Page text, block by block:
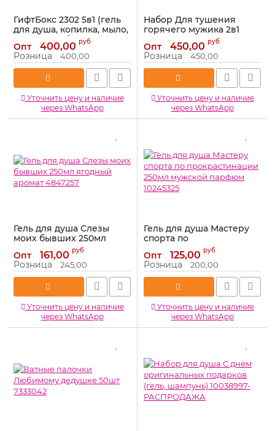
ГифтБокс 2302 5в1 (гель
для душа, копилка, мыло,
мультитул, брелок)
10813351-РАСПРОДАЖА
Артикул: 10813351-
РАСПРОДАЖА
Опт 400,00 руб
Розница 400,00
Уточнить цену и наличие
через WhatsApp
Набор Для тушения
горячего мужика 2в1
(гель для душа, шампунь)
10484501-РАСПРОДАЖА
Артикул: 10484501-
РАСПРОДАЖА
Опт 450,00 руб
Розница 450,00
Уточнить цену и наличие
через WhatsApp
Гель для душа Слезы
моих бывших 250мл
ягодный аромат 4847257
Артикул: 4847257
Опт 161,00 руб
Розница 245,00
Уточнить цену и наличие
через WhatsApp
Гель для душа Мастеру
спорта по
прокрастинации 250мл
мужской парфюм
10245325
Артикул: 10245325
Опт 125,00 руб
Розница 200,00
Уточнить цену и наличие
через WhatsApp